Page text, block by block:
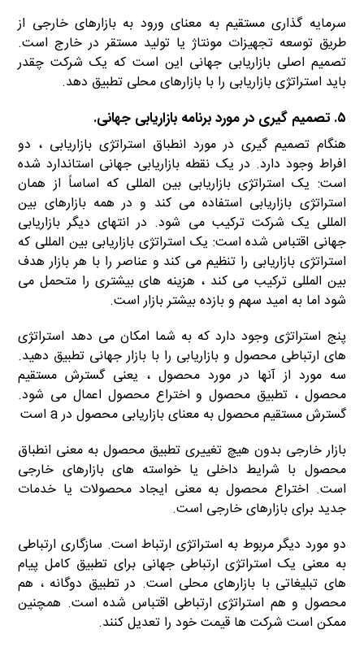
سرمایه گذاری مستقیم به معنای ورود به بازارهای خارجی از
طریق توسعه تجهیزات مونتاژ یا تولید مستقر در خارج است.
تصمیم اصلی بازاریابی جهانی این است که یک شرکت چقدر
باید استراتژی بازاریابی را با بازارهای محلی تطبیق دهد.
۵. تصمیم گیری در مورد برنامه بازاریابی جهانی.
هنگام تصمیم گیری در مورد انطباق استراتژی بازاریابی ، دو
افراط وجود دارد. در یک نقطه بازاریابی جهانی استاندارد شده
است: یک استراتژی بازاریابی بین المللی که اساساً از همان
استراتژی بازاریابی استفاده می کند و در همه بازارهای بین
المللی یک شرکت ترکیب می شود. در انتهای دیگر بازاریابی
جهانی اقتباس شده است: یک استراتژی بازاریابی بین المللی که
استراتژی بازاریابی را تنظیم می کند و عناصر را با هر بازار هدف
بین المللی ترکیب می کند ، هزینه های بیشتری را متحمل می
شود اما به امید سهم و بازده بیشتر بازار است.
پنج استراتژی وجود دارد که به شما امکان می دهد استراتژی
های ارتباطی محصول و بازاریابی را با بازار جهانی تطبیق دهید.
سه مورد از آنها در مورد محصول ، یعنی گسترش مستقیم
محصول ، تطبیق محصول و اختراع محصول اعمال می شود.
گسترش مستقیم محصول به معنای بازاریابی محصول در a است
بازار خارجی بدون هیچ تغییری تطبیق محصول به معنی انطباق
محصول با شرایط داخلی یا خواسته های بازارهای خارجی
است. اختراع محصول به معنی ایجاد محصولات یا خدمات
جدید برای بازارهای خارجی است.
دو مورد دیگر مربوط به استراتژی ارتباط است. سازگاری ارتباطی
به معنی یک استراتژی ارتباطی جهانی برای تطبیق کامل پیام
های تبلیغاتی با بازارهای محلی است. در تطبیق دوگانه ، هم
محصول و هم استراتژی ارتباطی اقتباس شده است. همچنین
ممکن است شرکت ها قیمت خود را تعدیل کنند.